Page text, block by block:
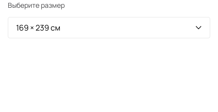
Выберите размер